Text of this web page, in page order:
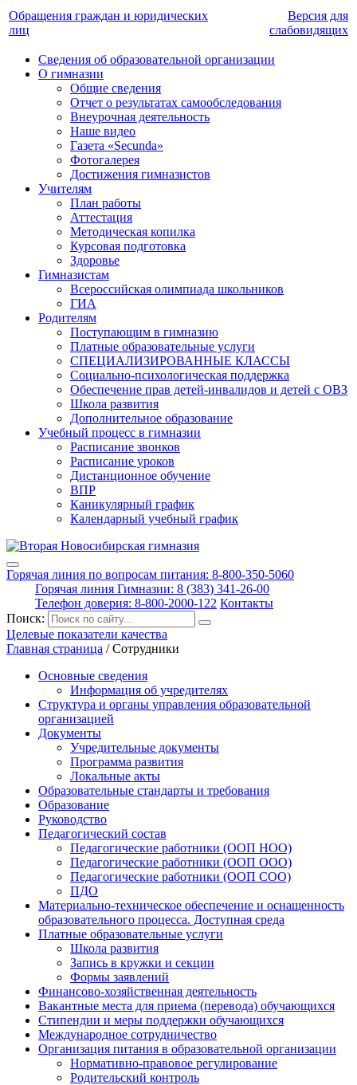
Обращения граждан и юридических
лиц
Версия для
слабовидящих
Сведения об образовательной организации
О гимназии
Общие сведения
Отчет о результатах самообследования
Внеурочная деятельность
Наше видео
Газета «Secunda»
Фотогалерея
Достижения гимназистов
Учителям
План работы
Аттестация
Методическая копилка
Курсовая подготовка
Здоровье
Гимназистам
Всероссийская олимпиада школьников
ГИА
Родителям
Поступающим в гимназию
Платные образовательные услуги
СПЕЦИАЛИЗИРОВАННЫЕ КЛАССЫ
Социально-психологическая поддержка
Обеспечение прав детей-инвалидов и детей с ОВЗ
Школа развития
Дополнительное образование
Учебный процесс в гимназии
Расписание звонков
Расписание уроков
Дистанционное обучение
ВПР
Каникулярный график
Календарный учебный график
Горячая линия по вопросам питания: 8-800-350-5060
Горячая линия Гимназии: 8 (383) 341-26-00
Телефон доверия: 8-800-2000-122 Контакты
Поиск:
Целевые показатели качества
Главная страница /Сотрудники
Основные сведения
Информация об учредителях
Структура и органы управления образовательной
организацией
Документы
Учредительные документы
Программа развития
Локальные акты
Образовательные стандарты и требования
Образование
Руководство
Педагогический состав
Педагогические работники (ООП НОО)
Педагогические работники (ООП ООО)
Педагогические работники (ООП СОО)
ПДО
Материально-техническое обеспечение и оснащенность
образовательного процесса. Доступная среда
Платные образовательные услуги
Школа развития
Запись в кружки и секции
Формы заявлений
Финансово-хозяйственная деятельность
Вакантные места для приема (перевода) обучающихся
Стипендии и меры поддержки обучающихся
Международное сотрудничество
Организация питания в образовательной организации
Нормативно-правовое регулирование
Родительский контроль